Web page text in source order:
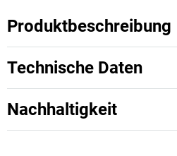
Produktbeschreibung
Technische Daten
Nachhaltigkeit